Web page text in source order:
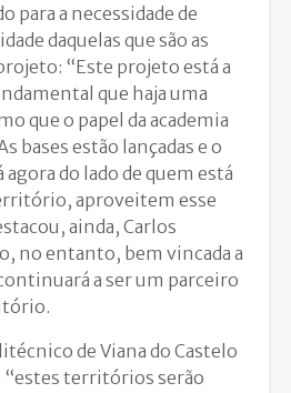
para a necessidade de
daquelas que são as
“Este projeto está a
que haja uma
que o papel da academia
bases estão lançadas e o
do lado de quem está
aproveitem esse
ainda, Carlos
no entanto, bem vincada a
a ser um parceiro
de Viana do Castelo
“estes territórios serão